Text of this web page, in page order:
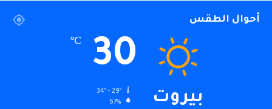
أحوال الطقس
بيروت
30
℃
67%